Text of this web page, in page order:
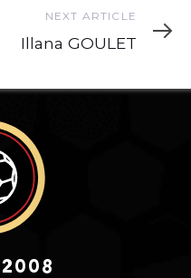
Next
Article
NEXT ARTICLE
Illana GOULET
2008